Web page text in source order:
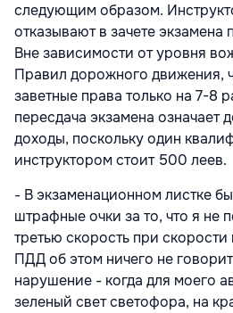
следующим образом.
отказывают в зачете
Вне зависимости от уровня
Правил дорожного движения,
заветные права только на 7-8
пересдача экзамена означает
доходы, поскольку один
инструктором стоит 500 леев.
- В экзаменационном листке
штрафные очки за то, что я не
третью скорость при
ПДД об этом ничего не
нарушение - когда для моего
зеленый свет светофора, на